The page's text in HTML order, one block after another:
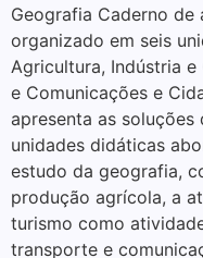
Geografia Caderno de
organizado em seis
Agricultura, Indústria
e Comunicações e
apresenta as
unidades didáticas
estudo da geografia,
produção agrícola, a
turismo como
transporte e